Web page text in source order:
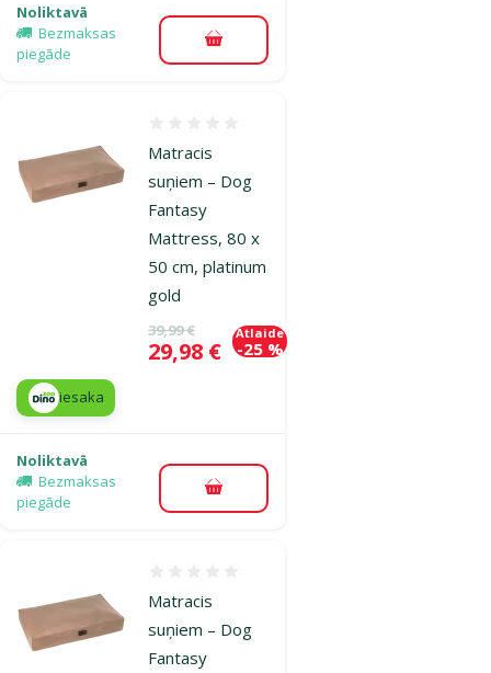
Noliktavā
Bezmaksas
piegāde
Pievienot grozam
Matracis
suņiem – Dog
Fantasy
Mattress, 80 x
50 cm, platinum
gold
Oriģinālā cena
39,99 €
Cena
29,98 €
Atlaide
-25 %
iesaka
Noliktavā
Bezmaksas
piegāde
Pievienot grozam
Matracis
suņiem – Dog
Fantasy